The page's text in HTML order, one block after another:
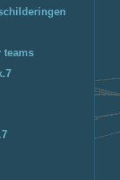
teams